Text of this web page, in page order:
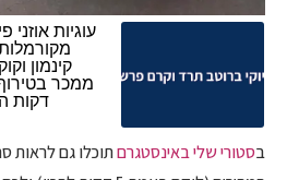
בסטורי שלי באינסטגרםתוכלו גם לראות